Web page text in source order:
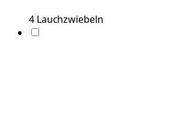
4 Lauchzwiebeln